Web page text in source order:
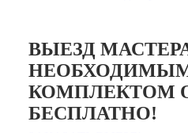
ВЫЕЗД
КОМПЛЕКТОМ
БЕСПЛАТНО!